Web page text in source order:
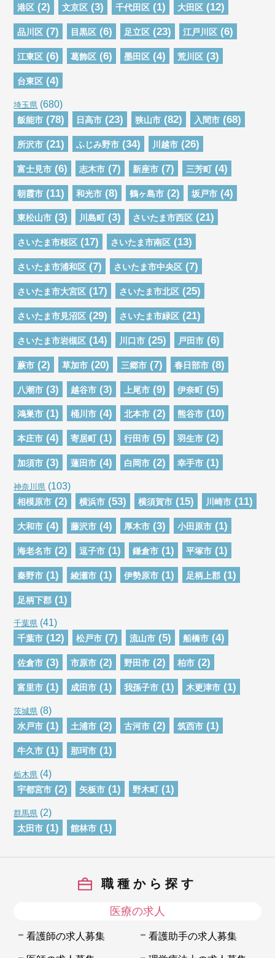
港区 (2) 文京区 (3) 千代田区 (1) 大田区 (12)
品川区 (7) 目黒区 (6) 足立区 (23) 江戸川区 (6)
江東区 (6) 葛飾区 (6) 墨田区 (4) 荒川区 (3)
台東区 (4)
埼玉県 (680)
飯能市 (78) 日高市 (23) 狭山市 (82) 入間市 (68)
所沢市 (21) ふじみ野市 (34) 川越市 (26)
富士見市 (6) 志木市 (7) 新座市 (7) 三芳町 (4)
朝霞市 (11) 和光市 (8) 鶴ヶ島市 (2) 坂戸市 (4)
東松山市 (3) 川島町 (3) さいたま市西区 (21)
さいたま市桜区 (17) さいたま市南区 (13)
さいたま市浦和区 (7) さいたま市中央区 (7)
さいたま市大宮区 (17) さいたま市北区 (25)
さいたま市見沼区 (29) さいたま市緑区 (21)
さいたま市岩槻区 (14) 川口市 (25) 戸田市 (6)
蕨市 (2) 草加市 (20) 三郷市 (7) 春日部市 (8)
八潮市 (3) 越谷市 (3) 上尾市 (9) 伊奈町 (5)
鴻巣市 (1) 桶川市 (4) 北本市 (2) 熊谷市 (10)
本庄市 (4) 寄居町 (1) 行田市 (5) 羽生市 (2)
加須市 (3) 蓮田市 (4) 白岡市 (2) 幸手市 (1)
神奈川県 (103)
相模原市 (2) 横浜市 (53) 横須賀市 (15) 川崎市 (11)
大和市 (4) 藤沢市 (4) 厚木市 (3) 小田原市 (1)
海老名市 (2) 逗子市 (1) 鎌倉市 (1) 平塚市 (1)
秦野市 (1) 綾瀬市 (1) 伊勢原市 (1) 足柄上郡 (1)
足柄下郡 (1)
千葉県 (41)
千葉市 (12) 松戸市 (7) 流山市 (5) 船橋市 (4)
佐倉市 (3) 市原市 (2) 野田市 (2) 柏市 (2)
富里市 (1) 成田市 (1) 我孫子市 (1) 木更津市 (1)
茨城県 (8)
水戸市 (1) 土浦市 (2) 古河市 (2) 筑西市 (1)
牛久市 (1) 那珂市 (1)
栃木県 (4)
宇都宮市 (2) 矢板市 (1) 野木町 (1)
群馬県 (2)
太田市 (1) 館林市 (1)
職種から探す
医療の求人
看護師の求人募集 看護助手の求人募集